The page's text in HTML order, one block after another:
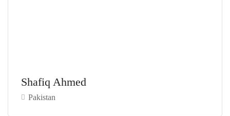
Shafiq Ahmed
Pakistan